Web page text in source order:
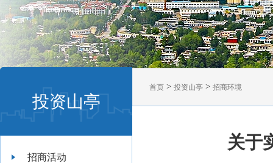
投资山亭
招商活动
首页 > 投资山亭 > 招商环境
关于